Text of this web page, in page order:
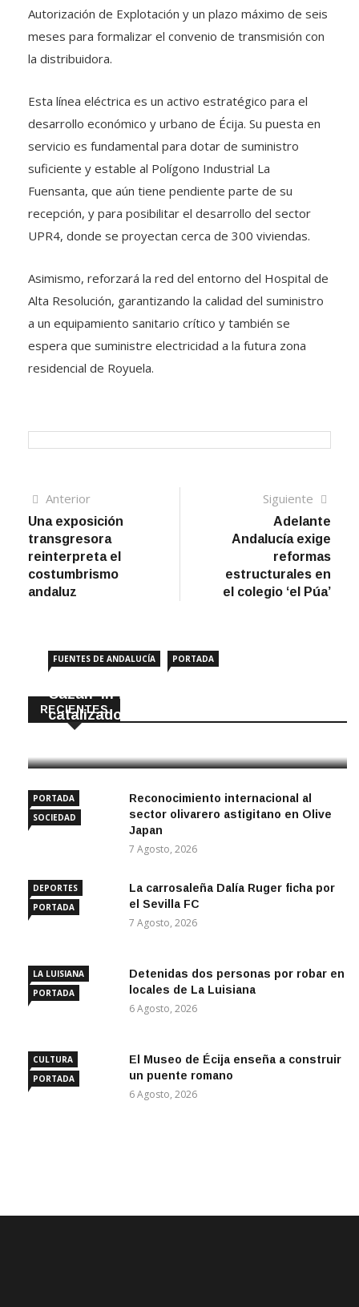
Autorización de Explotación y un plazo máximo de seis
meses para formalizar el convenio de transmisión con
la distribuidora.
Esta línea eléctrica es un activo estratégico para el
desarrollo económico y urbano de Écija. Su puesta en
servicio es fundamental para dotar de suministro
suficiente y estable al Polígono Industrial La
Fuensanta, que aún tiene pendiente parte de su
recepción, y para posibilitar el desarrollo del sector
UPR4, donde se proyectan cerca de 300 viviendas.
Asimismo, reforzará la red del entorno del Hospital de
Alta Resolución, garantizando la calidad del suministro
a un equipamiento sanitario crítico y también se
espera que suministre electricidad a la futura zona
residencial de Royuela.
Navegación
de
entradas
AnteriorArtículo
anterior
Una exposición
transgresora
reinterpreta el
costumbrismo
andaluz
Siguiente
Adelante
Andalucía exige
reformas
estructurales en
el colegio ‘el Púa’
RECIENTES
FUENTES DE ANDALUCÍA PORTADA
Cazan ‘in fraganti’ a ladrones de
catalizadores
PORTADA
SOCIEDAD
Reconocimiento internacional al
sector olivarero astigitano en Olive
Japan
7 Agosto, 2026
DEPORTES
PORTADA
La carrosaleña Dalía Ruger ficha por
el Sevilla FC
7 Agosto, 2026
LA LUISIANA
PORTADA
Detenidas dos personas por robar en
locales de La Luisiana
6 Agosto, 2026
CULTURA
PORTADA
El Museo de Écija enseña a construir
un puente romano
6 Agosto, 2026